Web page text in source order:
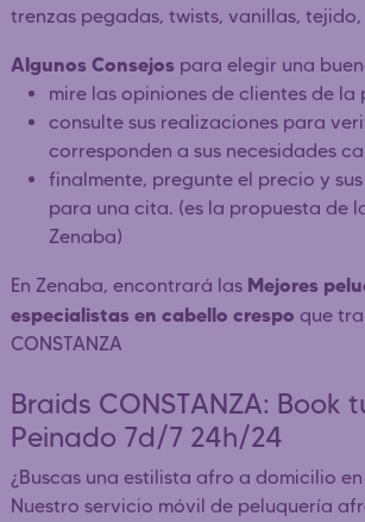
trenzas pegadas, twists, vanillas, tejido,
Algunos Consejos para elegir una
mire las opiniones de clientes de la
consulte sus realizaciones para
corresponden a sus necesidades
finalmente, pregunte el precio y
para una cita. (es la propuesta de
Zenaba)
En Zenaba, encontrará las Mejores
especialistas en cabello crespo que
CONSTANZA
Braids CONSTANZA: Book
Peinado 7d/7 24h/24
¿Buscas una estilista afro a domicilio
Nuestro servicio móvil de peluquería